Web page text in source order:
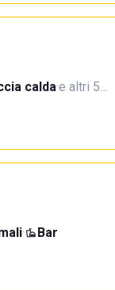
calda·e altri 5…
·
Bar